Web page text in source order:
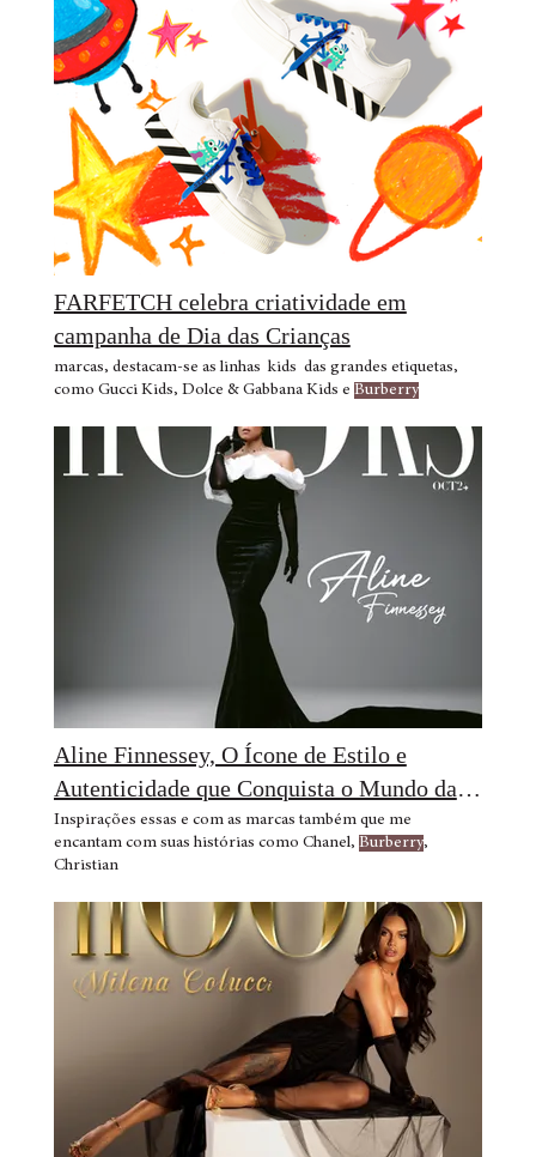
FARFETCH celebra criatividade em
campanha de Dia das Crianças
marcas, destacam-se as linhas kids das grandes etiquetas,
como Gucci Kids, Dolce & Gabbana Kids e Burberry
Aline Finnessey, O Ícone de Estilo e
Autenticidade que Conquista o Mundo da
Moda e a Cidade de Nova York
Inspirações essas e com as marcas também que me
encantam com suas histórias como Chanel, Burberry,
Christian